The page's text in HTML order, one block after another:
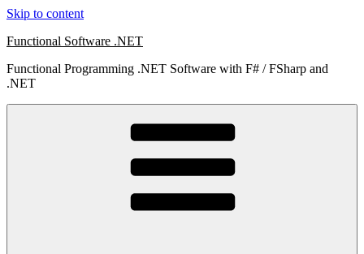
Skip to content
Functional Software .NET
Functional Programming .NET Software with F# / FSharp and
.NET